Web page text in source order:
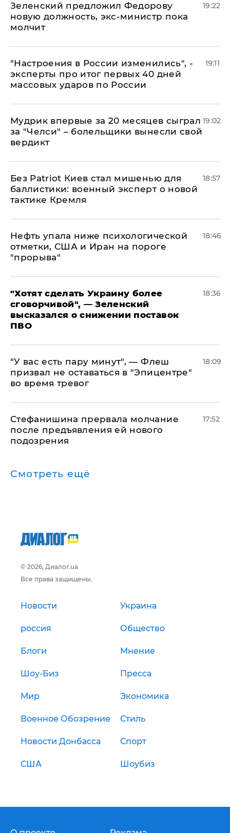
Зеленский предложил Федорову
новую должность, экс-министр пока
молчит
19:22
"Настроения в России изменились", -
эксперты про итог первых 40 дней
массовых ударов по России
19:11
Мудрик впервые за 20 месяцев сыграл
за "Челси" – болельщики вынесли свой
вердикт
19:02
​Без Patriot Киев стал мишенью для
баллистики: военный эксперт о новой
тактике Кремля
18:57
Нефть упала ниже психологической
отметки, США и Иран на пороге
"прорыва"
18:46
​"Хотят сделать Украину более
сговорчивой", — Зеленский
высказался о снижении поставок
ПВО
18:36
​"У вас есть пару минут", — Флеш
призвал не оставаться в "Эпицентре"
во время тревог
18:09
Стефанишина прервала молчание
после предъявления ей нового
подозрения
17:52
Смотреть ещё
© 2026, Диалог.ua
Все права защищены.
Новости Украина
россия Общество
Блоги Мнение
Шоу-Биз Пресса
Мир Экономика
Военное Обозрение Стиль
Новости Донбасса Спорт
США Шоубиз